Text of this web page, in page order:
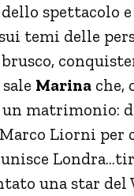
spettacolo
temi delle
Marina che,
matrimonio:
Liorni per
una star del